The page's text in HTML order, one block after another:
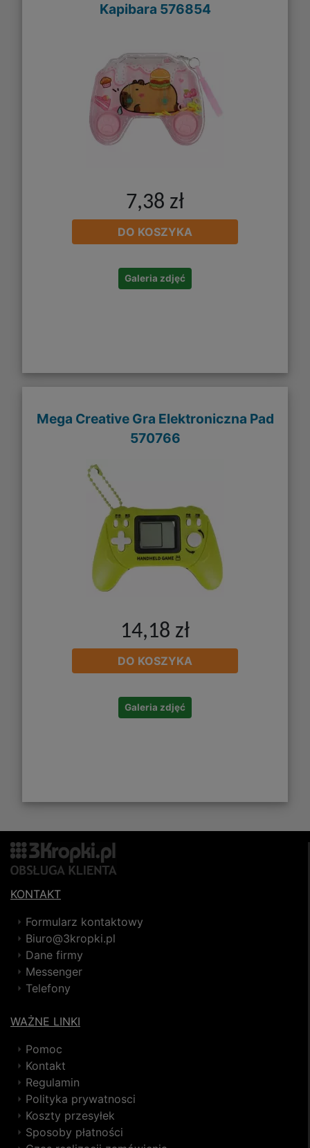
Kapibara 576854
7,38 zł
DO KOSZYKA
Galeria zdjęć
Mega Creative Gra Elektroniczna Pad
570766
14,18 zł
DO KOSZYKA
Galeria zdjęć
KONTAKT
Formularz kontaktowy
Biuro@3kropki.pl
Dane firmy
Messenger
Telefony
WAŻNE LINKI
Pomoc
Kontakt
Regulamin
Polityka prywatnosci
Koszty przesyłek
Sposoby płatności